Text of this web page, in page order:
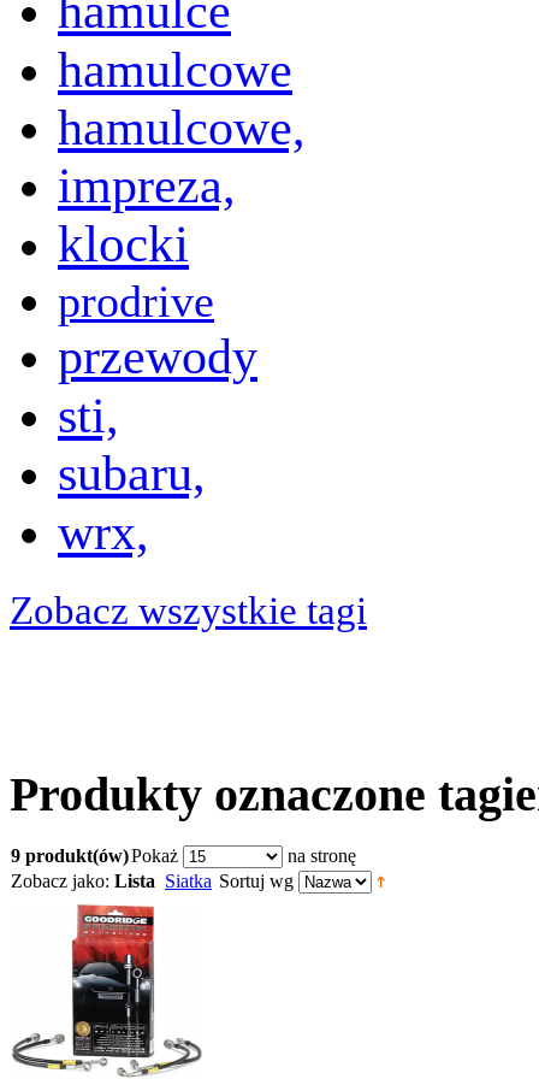
hamulcowe
hamulcowe,
impreza,
klocki
prodrive
przewody
sti,
subaru,
wrx,
Zobacz wszystkie tagi
Produkty oznaczone
9 produkt(ów)Pokaż
na stronę
Zobacz jako: Lista Siatka Sortuj wg